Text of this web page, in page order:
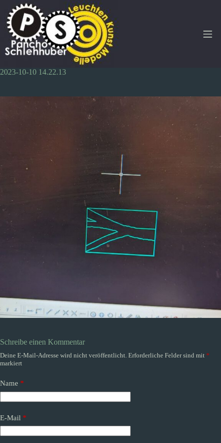
Inhalt
springen
2023-10-10 14.22.13
Schreibe einen Kommentar
Deine E-Mail-Adresse wird nicht veröffentlicht. Erforderliche Felder sind mit *
markiert
Name *
E-Mail *